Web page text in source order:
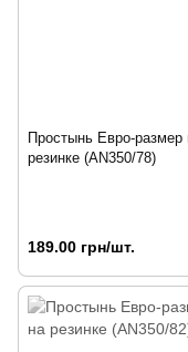
Простынь Евро-размер
резинке (AN350/78)
189.00 грн/шт.